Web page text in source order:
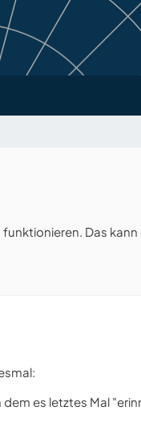
Das
es letztes Mal